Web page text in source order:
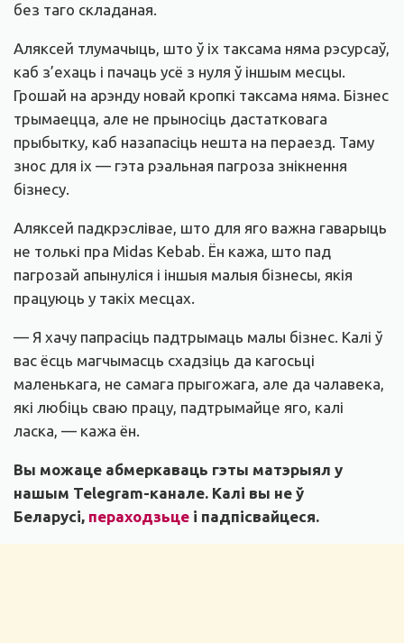
без таго складаная.
Аляксей тлумачыць, што ў іх таксама няма рэсурсаў,
каб з’ехаць і пачаць усё з нуля ў іншым месцы.
Грошай на арэнду новай кропкі таксама няма. Бізнес
трымаецца, але не прыносіць дастатковага
прыбытку, каб назапасіць нешта на пераезд. Таму
знос для іх — гэта рэальная пагроза знікнення
бізнесу.
Аляксей падкрэслівае, што для яго важна гаварыць
не толькі пра Midas Kebab. Ён кажа, што пад
пагрозай апынуліся і іншыя малыя бізнесы, якія
працуюць у такіх месцах.
— Я хачу папрасіць падтрымаць малы бізнес. Калі ў
вас ёсць магчымасць схадзіць да кагосьці
маленькага, не самага прыгожага, але да чалавека,
які любіць сваю працу, падтрымайце яго, калі
ласка, — кажа ён.
Вы можаце абмеркаваць гэты матэрыял у
нашым Telegram-канале. Калі вы не ў
Беларусі, пераходзьце і падпісвайцеся.